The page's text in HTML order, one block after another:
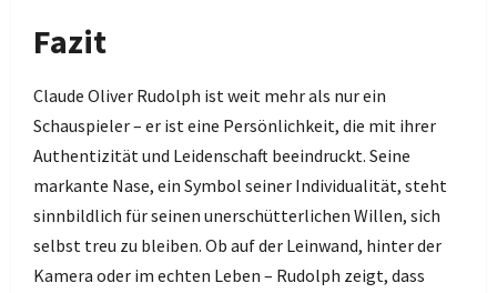
Fazit
Claude Oliver Rudolph ist weit mehr als nur ein
Schauspieler – er ist eine Persönlichkeit, die mit ihrer
Authentizität und Leidenschaft beeindruckt. Seine
markante Nase, ein Symbol seiner Individualität, steht
sinnbildlich für seinen unerschütterlichen Willen, sich
selbst treu zu bleiben. Ob auf der Leinwand, hinter der
Kamera oder im echten Leben – Rudolph zeigt, dass